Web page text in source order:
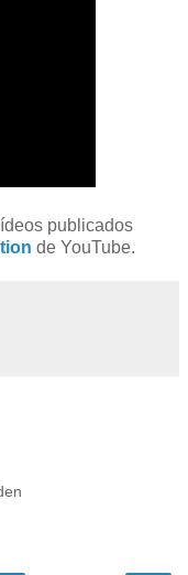
publicados
de YouTube.